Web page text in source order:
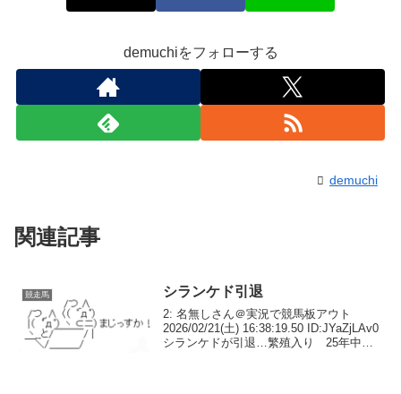
demuchiをフォローする
demuchi
関連記事
競走馬 シランケド引退
2: 名無しさん＠実況で競馬板アウト
2026/02/21(土) 16:38:19.50 ID:JYaZjLAv0
シランケドが引退…繁殖入り 25年中山